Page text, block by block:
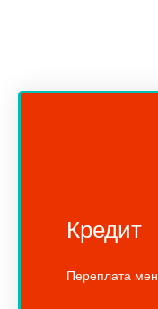
Кредит
Переплата